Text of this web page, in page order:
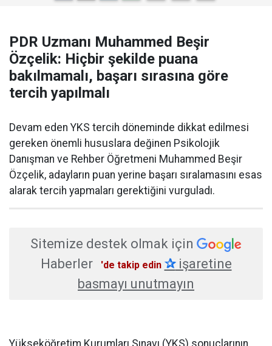
PDR Uzmanı Muhammed Beşir
Özçelik: Hiçbir şekilde puana
bakılmamalı, başarı sırasına göre
tercih yapılmalı
Devam eden YKS tercih döneminde dikkat edilmesi
gereken önemli hususlara değinen Psikolojik
Danışman ve Rehber Öğretmeni Muhammed Beşir
Özçelik, adayların puan yerine başarı sıralamasını esas
alarak tercih yapmaları gerektiğini vurguladı.
Sitemize destek olmak için
Haberler
'de takip edin ✰işaretine
basmayı unutmayın